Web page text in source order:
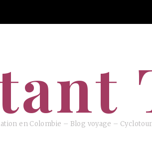
en Colombie – Blog voyage –